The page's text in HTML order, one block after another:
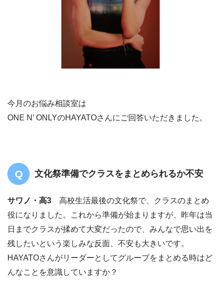
今月のお悩み相談室は
ONE N’ ONLYのHAYATOさんにご回答いただきました。
文化祭準備でクラスをまとめられるか不安
サワノ・高3 高校生活最後の文化祭で、クラスのまとめ
役になりました。これから準備が始まりますが、昨年は当
日までクラスが揉めて大変だったので、みんなで思い出を
残したいという楽しみな反面、不安も大きいです。
HAYATOさんがリーダーとしてグループをまとめる時はど
んなことを意識していますか？